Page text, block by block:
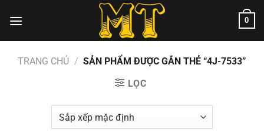
đến
0
TRANG CHỦ / SẢN PHẨM ĐƯỢC GẮN THẺ “4J-7533”
LỌC